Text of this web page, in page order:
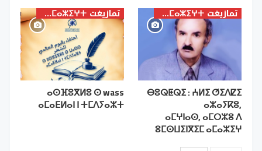
تمازيغت ⵜⴰⵎⴰⵣⵉⵖⵜ
ⴱⵓⵕⵟⵕⵉ : ⵄⵍⵉ ⵚⵉⴷⵇⵉ
ⴰⵣⴰⵢⴽⵓ,
ⴰⵎⵖⵏⴰⵙ, ⴰⵎⵔⵣⵓ ⴷ
ⵓⵎⵙⵡⵉⵏⴳⵉⵎ ⴰⵎⴰⵣⵉⵖ
تمازيغت ⵜⴰⵎⴰⵣⵉⵖⵜ
ⴰⵙⴼⵓⴳⵍⵓ ⵙ wass
ⴰⵎⴰⴹⵍⴰⵏ ⵏ ⵜⵎⴷⵢⴰⵣⵜ